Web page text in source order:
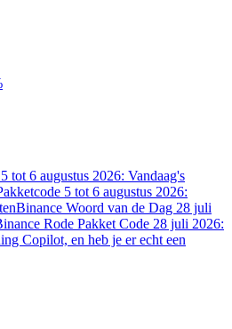
en flexibele belangen
tot 6 augustus 2026: Vandaag's
5 tot 6 augustus 2026:
Binance Woord van de Dag 28 juli
Rode Pakket Code 28 juli 2026:
Copilot, en heb je er echt een